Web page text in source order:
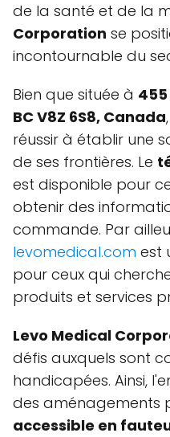
de la santé et de la
Corporation se
incontournable du
Bien que située à
BC V8Z 6S8, Canada
réussir à établir une
de ses frontières. Le
est disponible pour
obtenir des
commande. Par
levomedical.com est
pour ceux qui
produits et services
Levo Medical
défis auxquels sont
handicapées. Ainsi,
des aménagements
accessible en